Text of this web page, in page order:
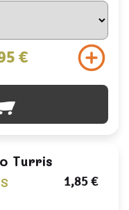
€
Turris
1,85 €